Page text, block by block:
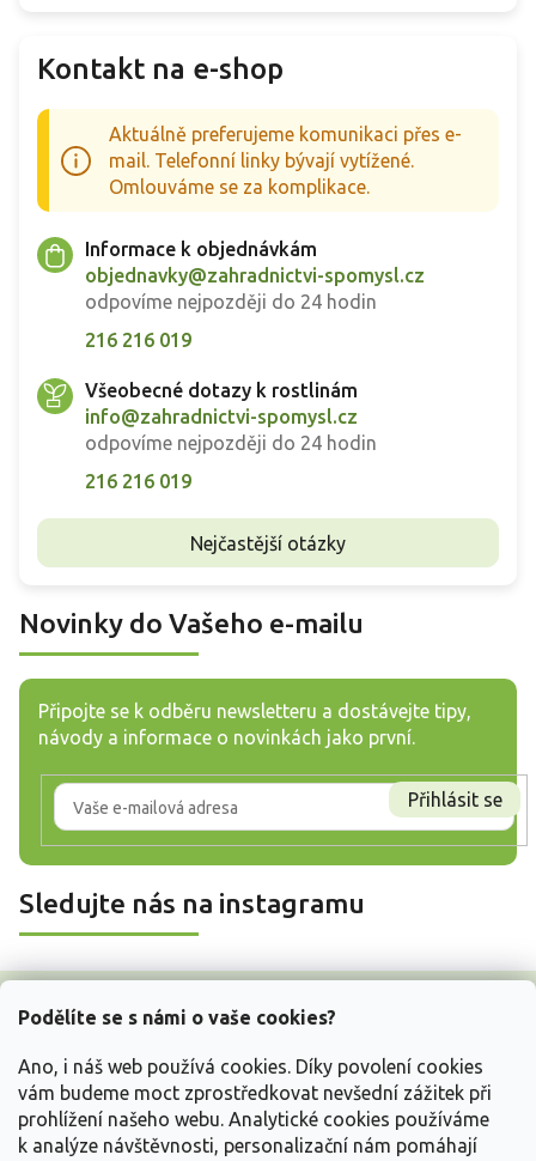
Podělíte se s námi o vaše cookies?
Ano, i náš web používá cookies. Díky povolení cookies
vám budeme moct zprostředkovat nevšední zážitek při
prohlížení našeho webu. Analytické cookies používáme
k analýze návštěvnosti, personalizační nám pomáhají
Kontakt na e-shop
Aktuálně preferujeme komunikaci přes e-
mail. Telefonní linky bývají vytížené.
Omlouváme se za komplikace.
Informace k objednávkám
objednavky@zahradnictvi-spomysl.cz
odpovíme nejpozději do 24 hodin
216 216 019
Všeobecné dotazy k rostlinám
info@zahradnictvi-spomysl.cz
odpovíme nejpozději do 24 hodin
216 216 019
Nejčastější otázky
Novinky do Vašeho e-mailu
Připojte se k odběru newsletteru a dostávejte tipy,
návody a informace o novinkách jako první.
Přihlásit se
Sledujte nás na instagramu
Z
Vše o nákupu